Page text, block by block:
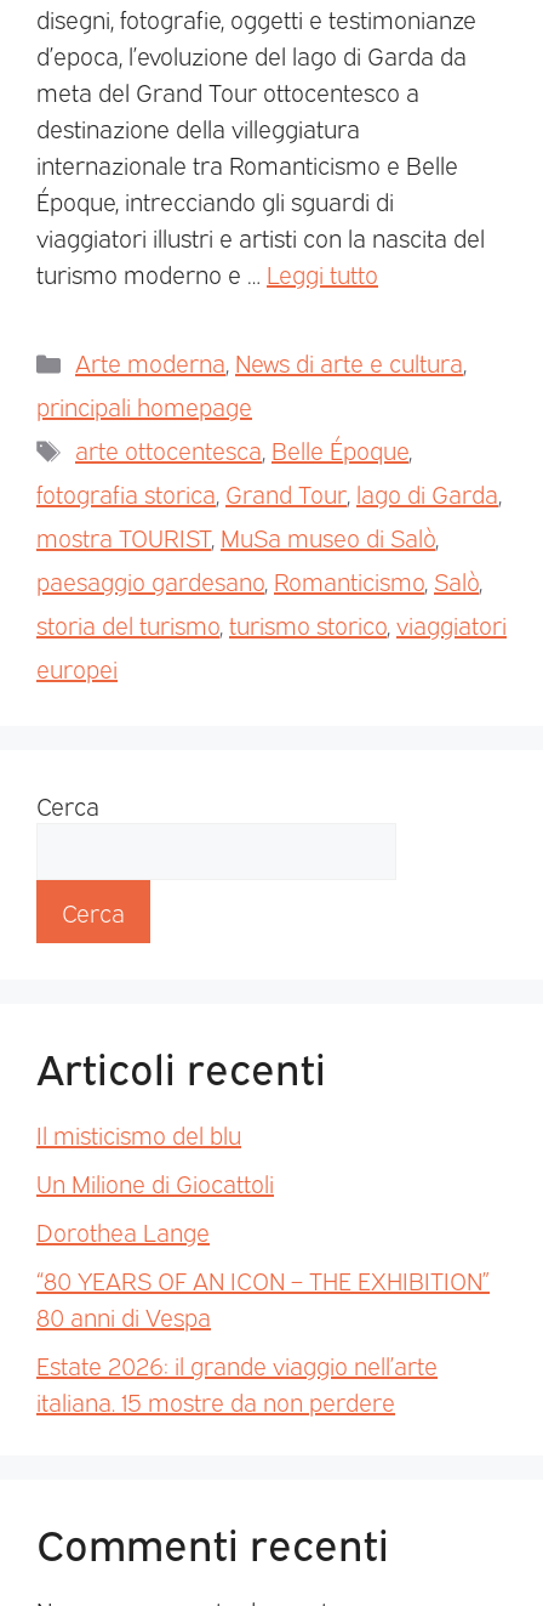
disegni, fotografie, oggetti e testimonianze
d’epoca, l’evoluzione del lago di Garda da
meta del Grand Tour ottocentesco a
destinazione della villeggiatura
internazionale tra Romanticismo e Belle
Époque, intrecciando gli sguardi di
viaggiatori illustri e artisti con la nascita del
turismo moderno e … Leggi tutto
Arte moderna, News di arte e cultura,
principali homepage
arte ottocentesca, Belle Époque,
fotografia storica, Grand Tour, lago di Garda,
mostra TOURIST, MuSa museo di Salò,
paesaggio gardesano, Romanticismo, Salò,
storia del turismo,turismo storico,viaggiatori
europei
Cerca
Cerca
Articoli recenti
Il misticismo del blu
Un Milione di Giocattoli
Dorothea Lange
“80 YEARS OF AN ICON – THE EXHIBITION”
80 anni di Vespa
Estate 2026: il grande viaggio nell’arte
italiana. 15 mostre da non perdere
Commenti recenti